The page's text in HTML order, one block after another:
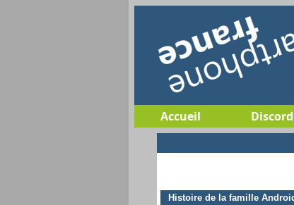
Accueil Discord
Histoire de la famille